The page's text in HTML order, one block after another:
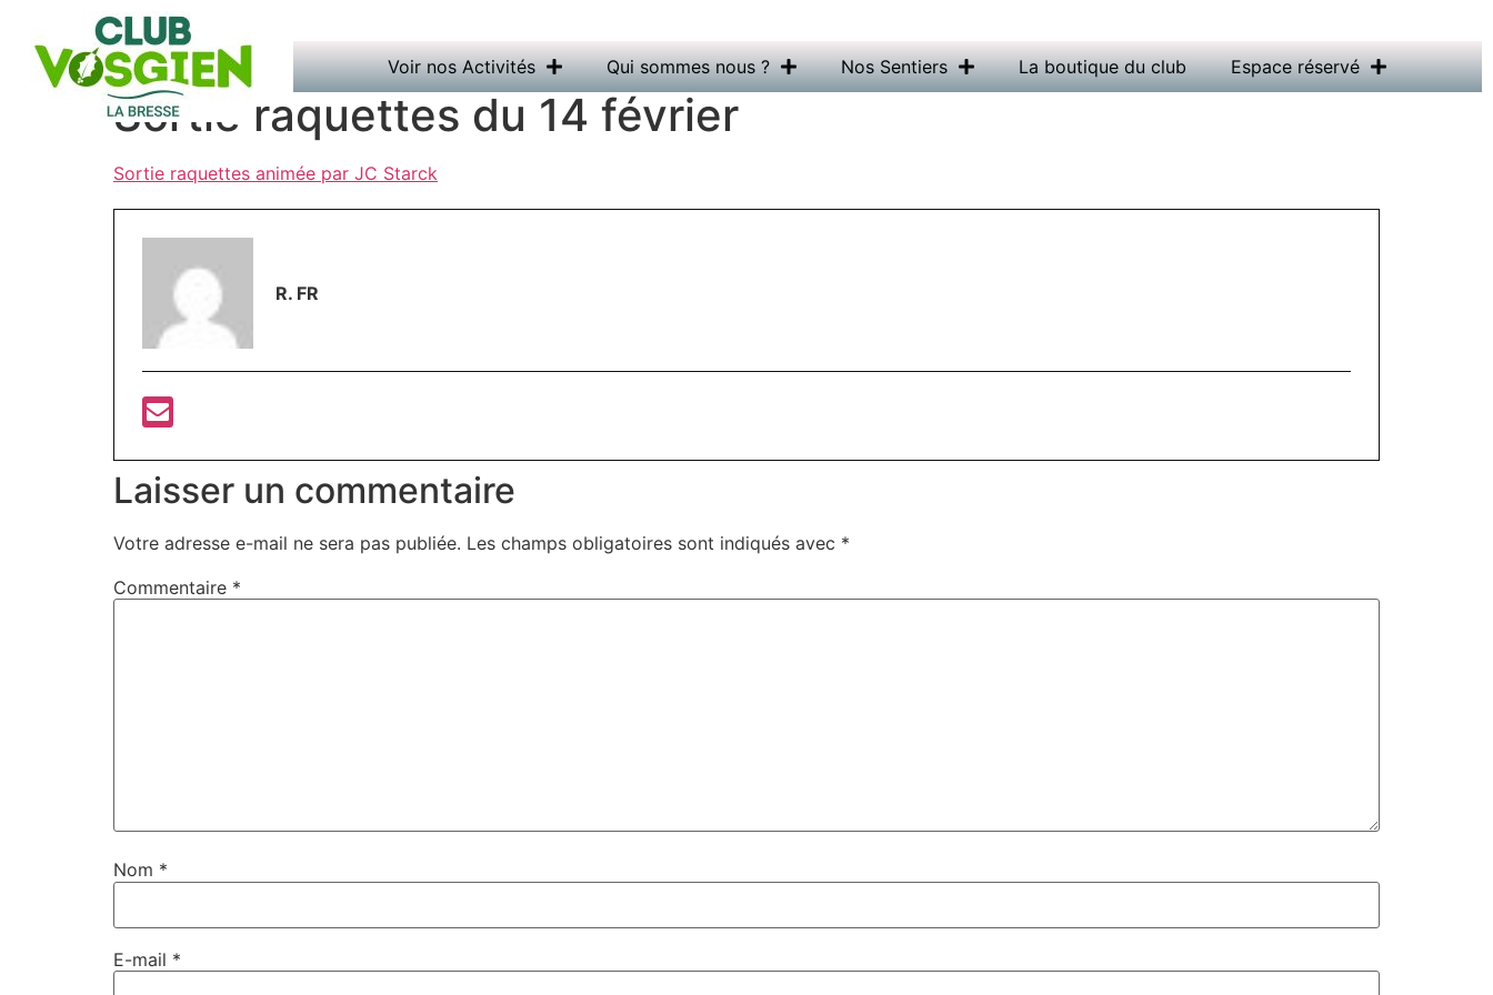
Voir nos Activités Qui sommes nous ? Nos Sentiers La boutique du club Espace réservé
Sortie raquettes du 14 février
Sortie raquettes animée par JC Starck
R. FR
Laisser un commentaire
Votre adresse e-mail ne sera pas publiée. Les champs obligatoires sont indiqués avec *
Commentaire *
Nom *
E-mail *